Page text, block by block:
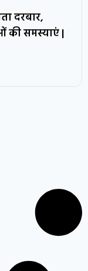
दरबार,
की समस्याएं |